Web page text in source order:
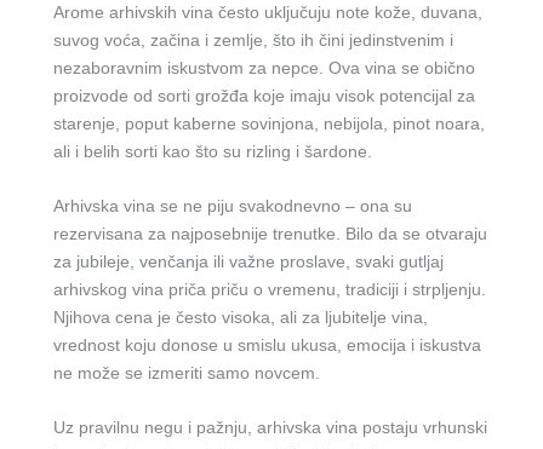
Arome arhivskih vina često uključuju note kože, duvana,
suvog voća, začina i zemlje, što ih čini jedinstvenim i
nezaboravnim iskustvom za nepce. Ova vina se obično
proizvode od sorti grožđa koje imaju visok potencijal za
starenje, poput kaberne sovinjona, nebijola, pinot noara,
ali i belih sorti kao što su rizling i šardone.
Arhivska vina se ne piju svakodnevno – ona su
rezervisana za najposebnije trenutke. Bilo da se otvaraju
za jubileje, venčanja ili važne proslave, svaki gutljaj
arhivskog vina priča priču o vremenu, tradiciji i strpljenju.
Njihova cena je često visoka, ali za ljubitelje vina,
vrednost koju donose u smislu ukusa, emocija i iskustva
ne može se izmeriti samo novcem.
Uz pravilnu negu i pažnju, arhivska vina postaju vrhunski